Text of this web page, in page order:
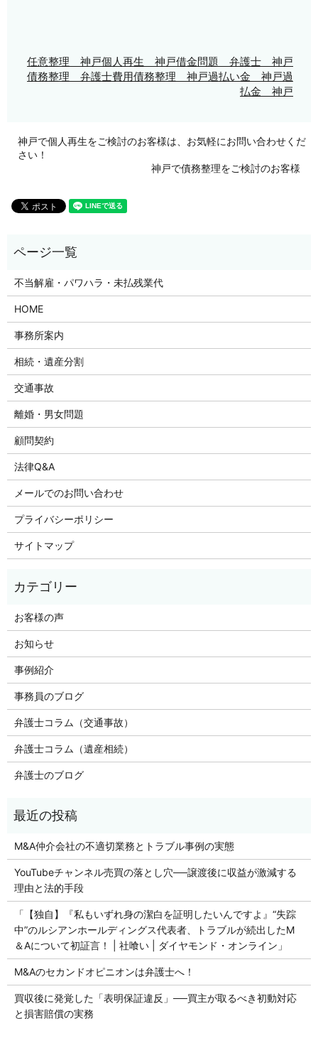
任意整理 神戸個人再生 神戸借金問題 弁護士 神戸
債務整理 弁護士費用債務整理 神戸過払い金 神戸過
払金 神戸
神戸で個人再生をご検討のお客様は、お気軽にお問い合わせくだ
さい！
神戸で債務整理をご検討のお客様
不当解雇・パワハラ・未払残業代
HOME
事務所案内
相続・遺産分割
交通事故
離婚・男女問題
顧問契約
法律Q&A
メールでのお問い合わせ
プライバシーポリシー
サイトマップ
お客様の声
お知らせ
事例紹介
事務員のブログ
弁護士コラム（交通事故）
弁護士コラム（遺産相続）
弁護士のブログ
M&A仲介会社の不適切業務とトラブル事例の実態
YouTubeチャンネル売買の落とし穴──譲渡後に収益が激減する
理由と法的手段
「【独自】『私もいずれ身の潔白を証明したいんですよ』“失踪
中”のルシアンホールディングス代表者、トラブルが続出したM
＆Aについて初証言！ | 社喰い | ダイヤモンド・オンライン」
M&Aのセカンドオピニオンは弁護士へ！
買収後に発覚した「表明保証違反」──買主が取るべき初動対応
と損害賠償の実務